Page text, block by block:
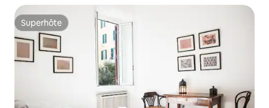
Superhôte
Superhôte